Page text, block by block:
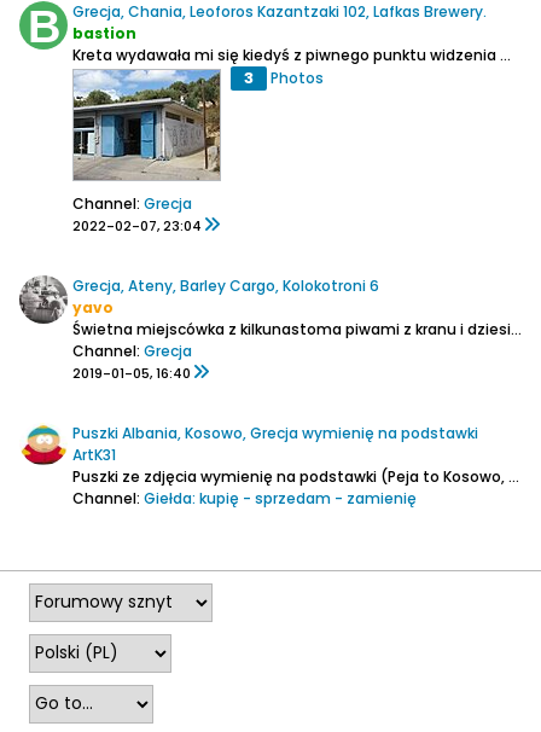
Grecja, Chania, Leoforos Kazantzaki 102, Lafkas Brewery.
bastion
Kreta wydawała mi się kiedyś z piwnego punktu widzenia wyspą jałową. Bo cóż tam w tym temacie mogło być ciekawego. Jakieś pseudopiwne Alfy czy inne wodniste lagery spijane na plaży i knajpkach za mocno zawyżone ceny?
3 Photos
Channel: Grecja
2022-02-07, 23:04
Grecja, Ateny, Barley Cargo, Kolokotroni 6
yavo
Świetna miejscówka z kilkunastoma piwami z kranu i dziesiątkami z butelkami. Niestety fotki nie wchodzą, postaram się dorzucić je za kilka dni. Pozdrowienia znad jaśminowej IPY i winogronowego ALE'a.
Channel: Grecja
2019-01-05, 16:40
Puszki Albania, Kosowo, Grecja wymienię na podstawki
ArtK31
Puszki ze zdjęcia wymienię na podstawki (Peja to Kosowo, Amstel grecki, reszta Albania)....
Channel: Giełda: kupię - sprzedam - zamienię